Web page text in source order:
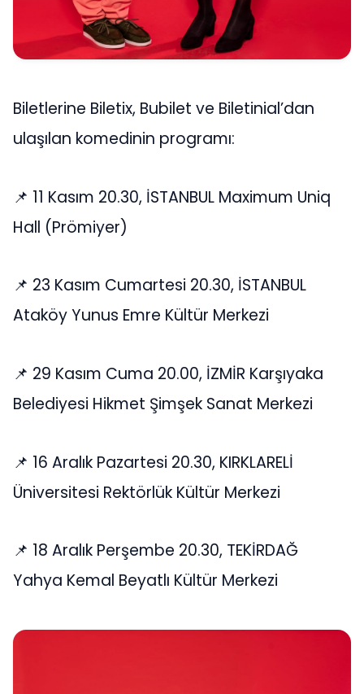
Biletlerine Biletix, Bubilet ve Biletinial’dan
ulaşılan komedinin programı:
📌 11 Kasım 20.30, İSTANBUL Maximum Uniq
Hall (Prömiyer)
📌 23 Kasım Cumartesi 20.30, İSTANBUL
Ataköy Yunus Emre Kültür Merkezi
📌 29 Kasım Cuma 20.00, İZMİR Karşıyaka
Belediyesi Hikmet Şimşek Sanat Merkezi
📌 16 Aralık Pazartesi 20.30, KIRKLARELİ
Üniversitesi Rektörlük Kültür Merkezi
📌 18 Aralık Perşembe 20.30, TEKİRDAĞ
Yahya Kemal Beyatlı Kültür Merkezi